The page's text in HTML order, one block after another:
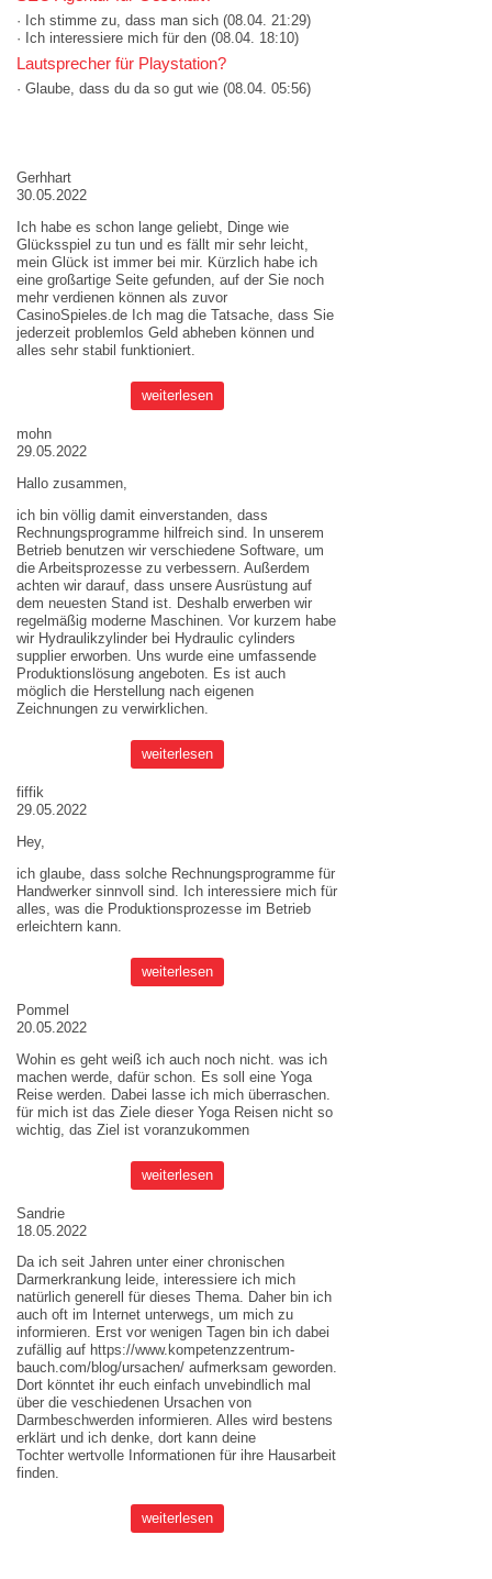
· Ich stimme zu, dass man sich (08.04. 21:29)
· Ich interessiere mich für den (08.04. 18:10)
Lautsprecher für Playstation?
· Glaube, dass du da so gut wie (08.04. 05:56)
Gerhhart
30.05.2022
Ich habe es schon lange geliebt, Dinge wie
Glücksspiel zu tun und es fällt mir sehr leicht,
mein Glück ist immer bei mir. Kürzlich habe ich
eine großartige Seite gefunden, auf der Sie noch
mehr verdienen können als zuvor
CasinoSpieles.de Ich mag die Tatsache, dass Sie
jederzeit problemlos Geld abheben können und
alles sehr stabil funktioniert.
weiterlesen
mohn
29.05.2022
Hallo zusammen,
ich bin völlig damit einverstanden, dass
Rechnungsprogramme hilfreich sind. In unserem
Betrieb benutzen wir verschiedene Software, um
die Arbeitsprozesse zu verbessern. Außerdem
achten wir darauf, dass unsere Ausrüstung auf
dem neuesten Stand ist. Deshalb erwerben wir
regelmäßig moderne Maschinen. Vor kurzem habe
wir Hydraulikzylinder bei Hydraulic cylinders
supplier erworben. Uns wurde eine umfassende
Produktionslösung angeboten. Es ist auch
möglich die Herstellung nach eigenen
Zeichnungen zu verwirklichen.
weiterlesen
fiffik
29.05.2022
Hey,
ich glaube, dass solche Rechnungsprogramme für
Handwerker sinnvoll sind. Ich interessiere mich für
alles, was die Produktionsprozesse im Betrieb
erleichtern kann.
weiterlesen
Pommel
20.05.2022
Wohin es geht weiß ich auch noch nicht. was ich
machen werde, dafür schon. Es soll eine Yoga
Reise werden. Dabei lasse ich mich überraschen.
für mich ist das Ziele dieser Yoga Reisen nicht so
wichtig, das Ziel ist voranzukommen
weiterlesen
Sandrie
18.05.2022
Da ich seit Jahren unter einer chronischen
Darmerkrankung leide, interessiere ich mich
natürlich generell für dieses Thema. Daher bin ich
auch oft im Internet unterwegs, um mich zu
informieren. Erst vor wenigen Tagen bin ich dabei
zufällig auf https://www.kompetenzzentrum-
bauch.com/blog/ursachen/ aufmerksam geworden.
Dort könntet ihr euch einfach unvebindlich mal
über die veschiedenen Ursachen von
Darmbeschwerden informieren. Alles wird bestens
erklärt und ich denke, dort kann deine
Tochter wertvolle Informationen für ihre Hausarbeit
finden.
weiterlesen